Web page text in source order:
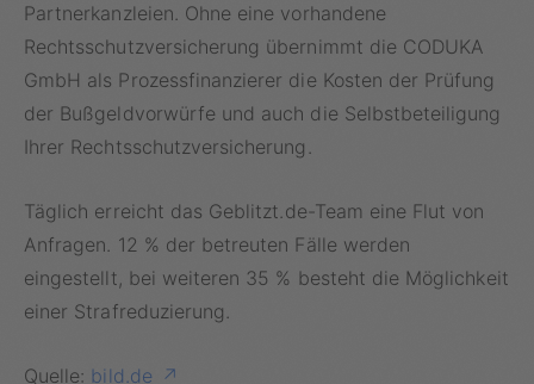
Partnerkanzleien. Ohne eine vorhandene
Rechtsschutzversicherung übernimmt die CODUKA
GmbH als Prozessfinanzierer die Kosten der Prüfung
der Bußgeldvorwürfe und auch die Selbstbeteiligung
Ihrer Rechtsschutzversicherung.
Täglich erreicht das Geblitzt.de-Team eine Flut von
Anfragen. 12 % der betreuten Fälle werden
eingestellt, bei weiteren 35 % besteht die Möglichkeit
einer Strafreduzierung.
Quelle: bild.de